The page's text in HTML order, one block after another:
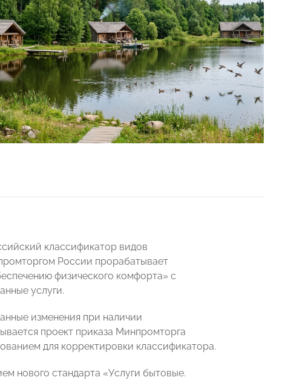
классификатор видов
России прорабатывает
физического комфорта» с
услуги.
изменения при наличии
проект приказа Минпромторга
для корректировки классификатора.
нового стандарта «Услуги бытовые.